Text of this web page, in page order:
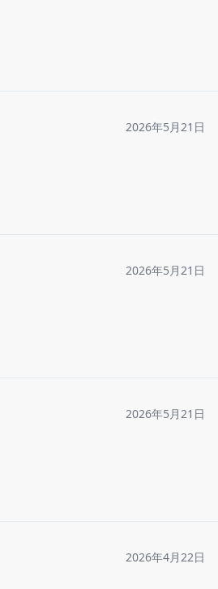
2026年5月21日
2026年5月21日
2026年5月21日
2026年4月22日